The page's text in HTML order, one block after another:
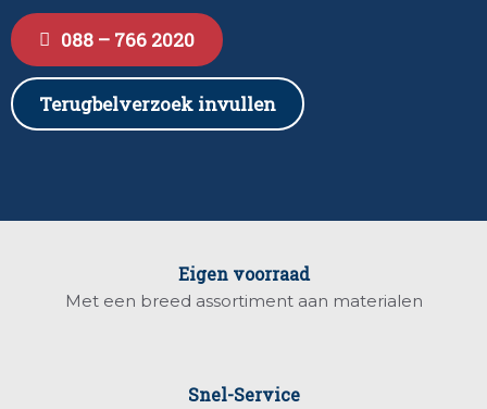
088 – 766 2020
Terugbelverzoek invullen
Eigen voorraad
Met een breed assortiment aan materialen
Snel-Service